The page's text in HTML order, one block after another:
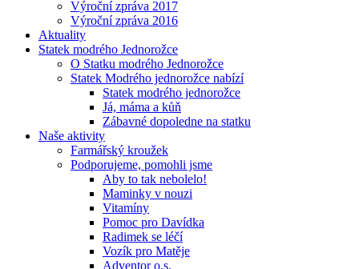
Výroční zpráva 2017
Výroční zpráva 2016
Aktuality
Statek modrého Jednorožce
O Statku modrého Jednorožce
Statek Modrého jednorožce nabízí
Statek modrého jednorožce
Já, máma a kůň
Zábavné dopoledne na statku
Naše aktivity
Farmářský kroužek
Podporujeme, pomohli jsme
Aby to tak nebolelo!
Maminky v nouzi
Vitamíny
Pomoc pro Davídka
Radimek se léčí
Vozík pro Matěje
Adventor o.s.